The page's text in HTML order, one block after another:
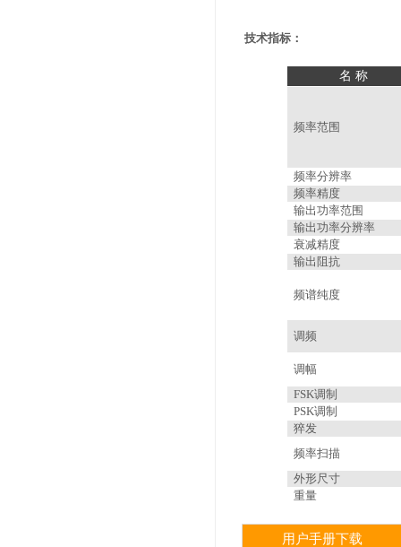
技术指标：
名 称
频率范围
频率分辨率
频率精度
输出功率范围
输出功率分辨率
衰减精度
输出阻抗
频谱纯度
调频
调幅
FSK调制
PSK调制
猝发
频率扫描
外形尺寸
重量
用户手册下载